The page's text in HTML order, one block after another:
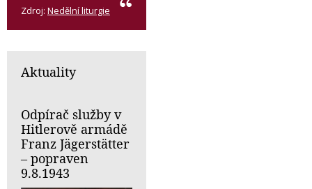
Zdroj: Nedělní liturgie
Aktuality
Odpírač služby v
Hitlerově armádě
Franz Jägerstätter
– popraven
9.8.1943